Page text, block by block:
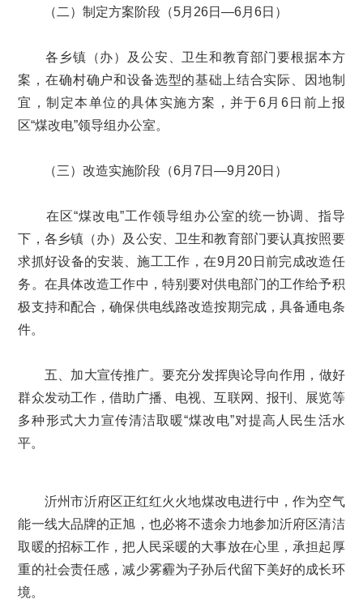
（二）制定方案阶段（5月26日—6月6日）
各乡镇（办）及公安、卫生和教育部门要根据本方
案，在确村确户和设备选型的基础上结合实际、因地制
宜，制定本单位的具体实施方案，并于6月6日前上报
区“煤改电”领导组办公室。
（三）改造实施阶段（6月7日—9月20日）
在区“煤改电”工作领导组办公室的统一协调、指导
下，各乡镇（办）及公安、卫生和教育部门要认真按照要
求抓好设备的安装、施工工作，在9月20日前完成改造任
务。在具体改造工作中，特别要对供电部门的工作给予积
极支持和配合，确保供电线路改造按期完成，具备通电条
件。
五、加大宣传推广。要充分发挥舆论导向作用，做好
群众发动工作，借助广播、电视、互联网、报刊、展览等
多种形式大力宣传清洁取暖“煤改电”对提高人民生活水
平。
沂州市沂府区正红红火火地煤改电进行中，作为空气
能一线大品牌的正旭，也必将不遗余力地参加沂府区清洁
取暖的招标工作，把人民采暖的大事放在心里，承担起厚
重的社会责任感，减少雾霾为子孙后代留下美好的成长环
境。